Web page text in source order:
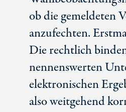
ob die gemeldeten
anzufechten.
Die rechtlich
nennenswerten
elektronischen
also weitgehend